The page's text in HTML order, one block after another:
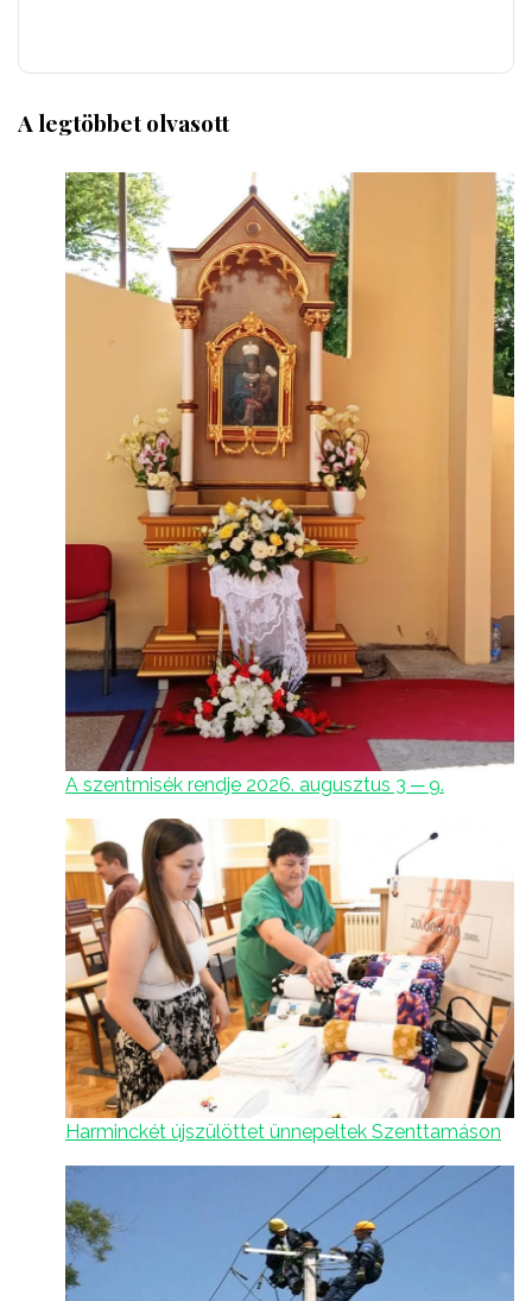
A legtöbbet olvasott
A szentmisék rendje 2026. augusztus 3 ─ 9.
Harminckét újszülöttet ünnepeltek Szenttamáson